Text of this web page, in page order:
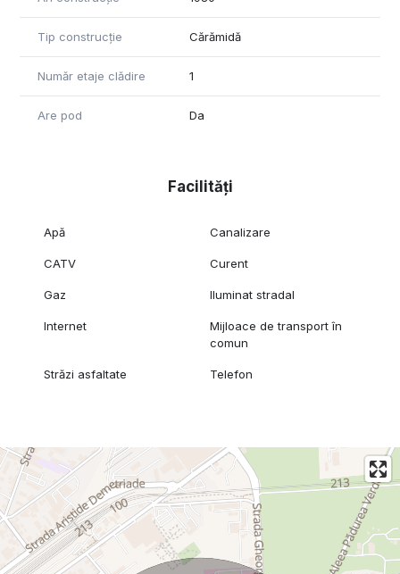
nu ezitați să ne contactați!
Tip construcție Cărămidă
Număr etaje clădire 1
Are pod Da
Facilități
Apă Canalizare
CATV Curent
Gaz Iluminat stradal
Internet
Mijloace de transport în
comun
Străzi asfaltate Telefon